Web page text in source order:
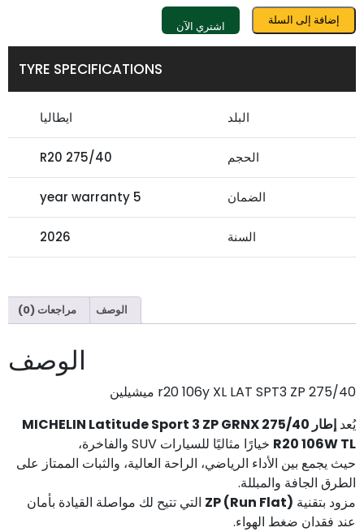
إضافة إلى السلة اشتري الآن
TYRE SPECIFICATIONS
البلد ايطاليا
الحجم 275/40 R20
الضمان 5 year warranty
السنة 2026
الوصف مراجعات (0)
الوصف
275/40 r20 106y XL LAT SPT3 ZP ميشيلين
يُعد
إطار MICHELIN Latitude Sport 3 ZP GRNX 275/40
R20 106W TL خيارًا مثاليًا للسيارات SUV والفاخرة،
حيث يجمع بين الأداء الرياضي، الراحة العالية، والثبات الممتاز على
الطرق الجافة والمبللة.
مزود بتقنية ZP (Run Flat) التي تتيح لك مواصلة القيادة بأمان
عند فقدان ضغط الهواء.